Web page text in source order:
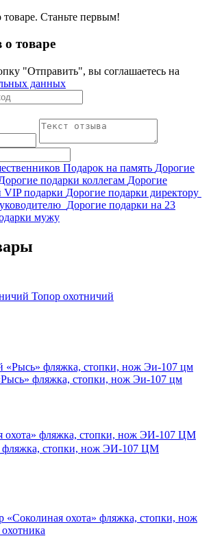
Станьте первым!
о товаре
"Отправить", вы соглашаетесь на
данных
Подарок на память Дорогие
подарки коллегам Дорогие
VIP подарки Дорогие подарки директору
Дорогие подарки на 23
мужу
Топор охотничий
фляжка, стопки, нож Эи-107 цм
фляжка, стопки, нож ЭИ-107 ЦМ